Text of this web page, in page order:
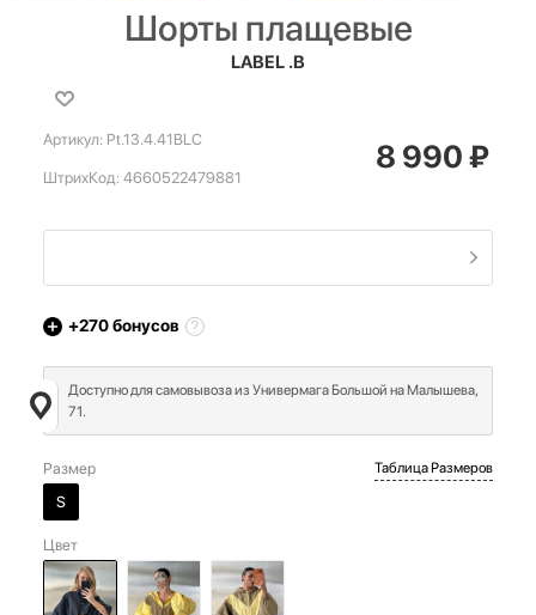
Шорты плащевые
LABEL .B
Артикул: Pt.13.4.41BLC
ШтрихКод: 4660522479881
8 990₽
+270бонусов
Доступно для самовывоза из Универмага Большой на Малышева,
71.
Размер
S
Таблица Размеров
Цвет